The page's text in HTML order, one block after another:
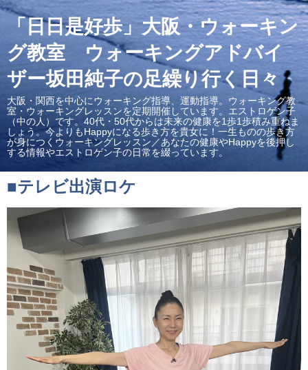
「日日是好歩」大阪・ウォーキン
グ教室 ウォーキングアドバイ
ザー坂田純子の足繰り行く日々
大阪・関西を中心にウォーキング指導、運動指導。ウォーキング教
室・ウォーキングレッスンを定期開催しています。エストロゲン子
（中の人）です。40代・50代からは未来の健康を1歩1歩積み重ねま
しょう。今よりもHappyになる歩き方を貴女に！一生ものの歩き方
が身につくウォーキングレッスン／あなたの健康やHappyを後押し
する情報やエストロゲン子の日常を綴っています。
■テレビ出演ロケ